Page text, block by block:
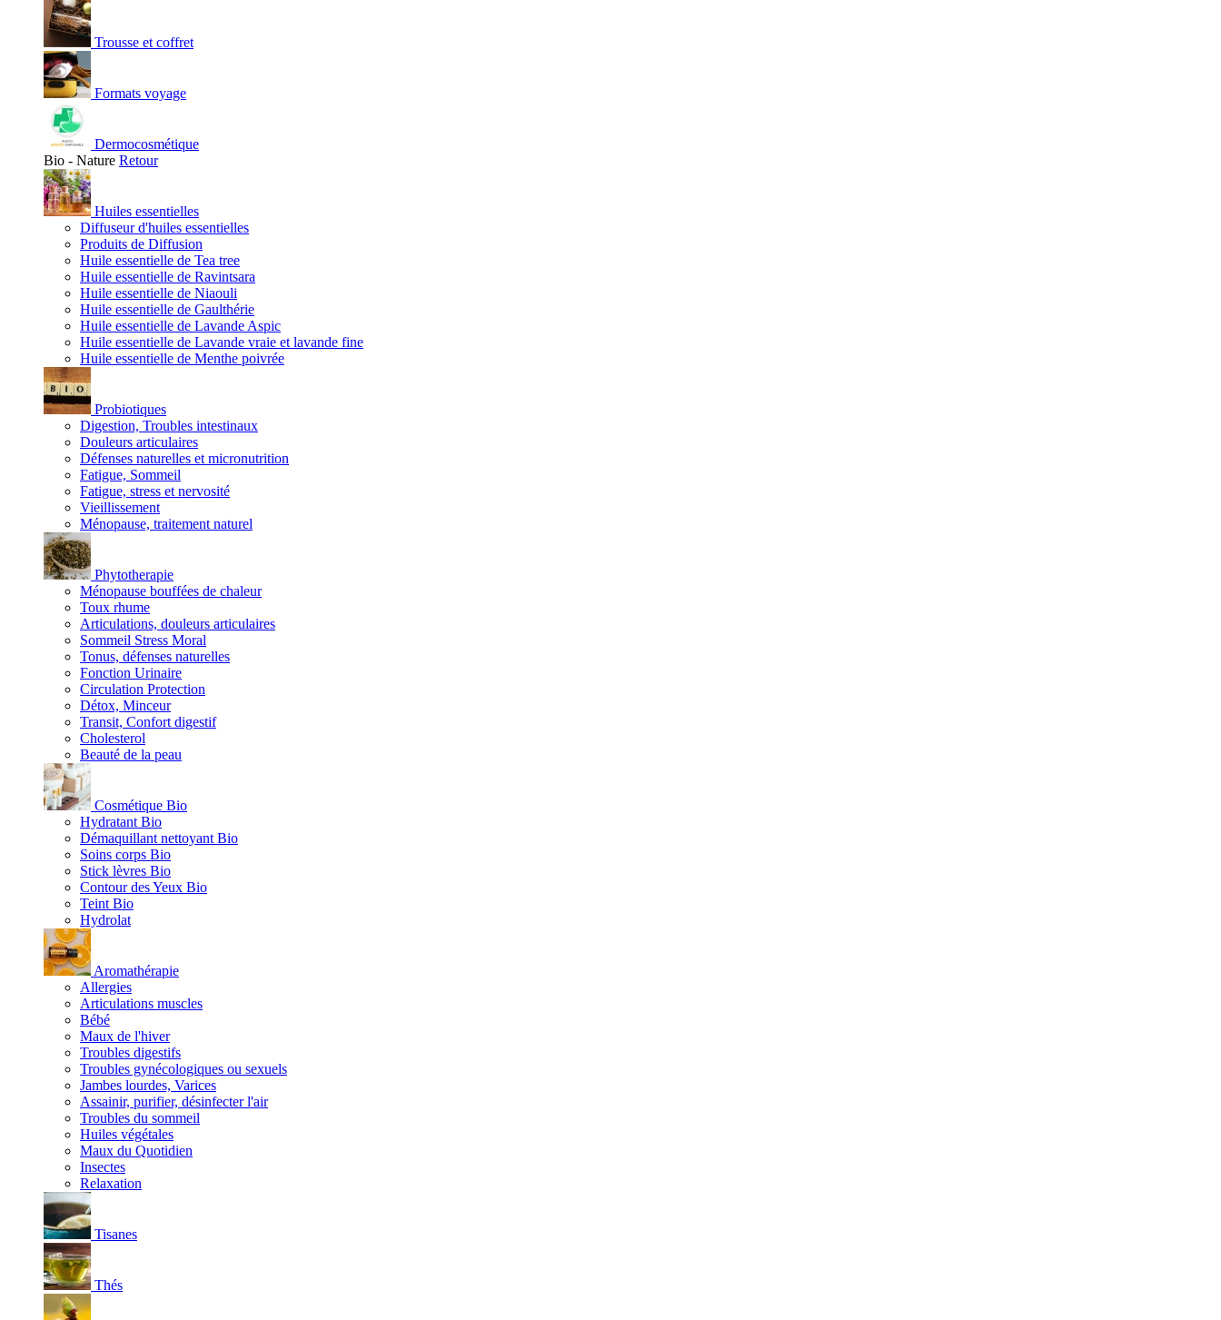
Trousse et coffret
Formats voyage
Dermocosmétique
Bio - Nature Retour
Huiles essentielles
Diffuseur d'huiles essentielles
Produits de Diffusion
Huile essentielle de Tea tree
Huile essentielle de Ravintsara
Huile essentielle de Niaouli
Huile essentielle de Gaulthérie
Huile essentielle de Lavande Aspic
Huile essentielle de Lavande vraie et lavande fine
Huile essentielle de Menthe poivrée
Probiotiques
Digestion, Troubles intestinaux
Douleurs articulaires
Défenses naturelles et micronutrition
Fatigue, Sommeil
Fatigue, stress et nervosité
Vieillissement
Ménopause, traitement naturel
Phytotherapie
Ménopause bouffées de chaleur
Toux rhume
Articulations, douleurs articulaires
Sommeil Stress Moral
Tonus, défenses naturelles
Fonction Urinaire
Circulation Protection
Détox, Minceur
Transit, Confort digestif
Cholesterol
Beauté de la peau
Cosmétique Bio
Hydratant Bio
Démaquillant nettoyant Bio
Soins corps Bio
Stick lèvres Bio
Contour des Yeux Bio
Teint Bio
Hydrolat
Aromathérapie
Allergies
Articulations muscles
Bébé
Maux de l'hiver
Troubles digestifs
Troubles gynécologiques ou sexuels
Jambes lourdes, Varices
Assainir, purifier, désinfecter l'air
Troubles du sommeil
Huiles végétales
Maux du Quotidien
Insectes
Relaxation
Tisanes
Thés